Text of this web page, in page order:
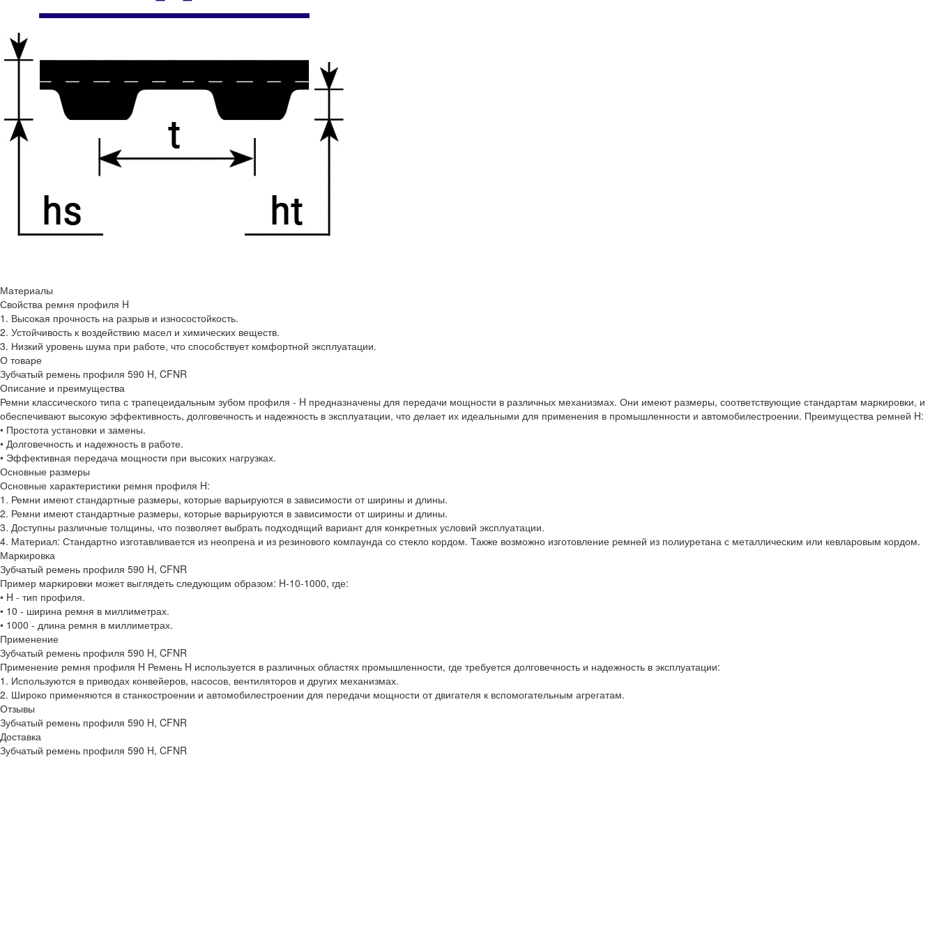
Материалы
Свойства ремня профиля H
1. Высокая прочность на разрыв и износостойкость.
2. Устойчивость к воздействию масел и химических веществ.
3. Низкий уровень шума при работе, что способствует комфортной эксплуатации.
О товаре
Зубчатый ремень профиля 590 H, CFNR
Описание и преимущества
Ремни классического типа с трапецеидальным зубом профиля - H предназначены для передачи мощности в различных механизмах. Они имеют размеры, соответствующие стандартам маркировки, и
обеспечивают высокую эффективность, долговечность и надежность в эксплуатации, что делает их идеальными для применения в промышленности и автомобилестроении. Преимущества ремней H:
• Простота установки и замены.
• Долговечность и надежность в работе.
• Эффективная передача мощности при высоких нагрузках.
Основные размеры
Основные характеристики ремня профиля H:
1. Ремни имеют стандартные размеры, которые варьируются в зависимости от ширины и длины.
2. Ремни имеют стандартные размеры, которые варьируются в зависимости от ширины и длины.
3. Доступны различные толщины, что позволяет выбрать подходящий вариант для конкретных условий эксплуатации.
4. Материал: Стандартно изготавливается из неопрена и из резинового компаунда со стекло кордом. Также возможно изготовление ремней из полиуретана с металлическим или кевларовым кордом.
Маркировка
Зубчатый ремень профиля 590 H, CFNR
Пример маркировки может выглядеть следующим образом: H-10-1000, где:
• H - тип профиля.
• 10 - ширина ремня в миллиметрах.
• 1000 - длина ремня в миллиметрах.
Применение
Зубчатый ремень профиля 590 H, CFNR
Применение ремня профиля H Ремень H используется в различных областях промышленности, где требуется долговечность и надежность в эксплуатации:
1. Используются в приводах конвейеров, насосов, вентиляторов и других механизмах.
2. Широко применяются в станкостроении и автомобилестроении для передачи мощности от двигателя к вспомогательным агрегатам.
Отзывы
Зубчатый ремень профиля 590 H, CFNR
Доставка
Зубчатый ремень профиля 590 H, CFNR